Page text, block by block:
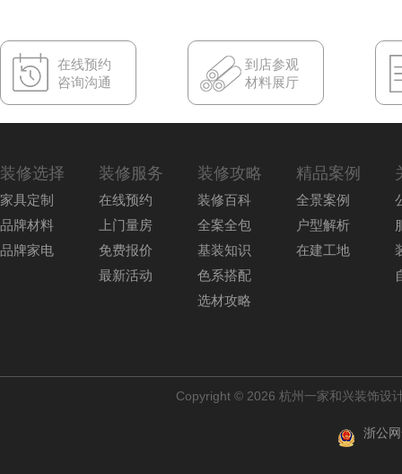
在线预约
咨询沟通
到店参观
材料展厅
装修选择
家具定制
品牌材料
品牌家电
装修服务
在线预约
上门量房
免费报价
最新活动
装修攻略
装修百科
全案全包
基装知识
色系搭配
选材攻略
精品案例
全景案例
户型解析
在建工地
Copyright © 2026 杭州一家和兴装饰设
浙公